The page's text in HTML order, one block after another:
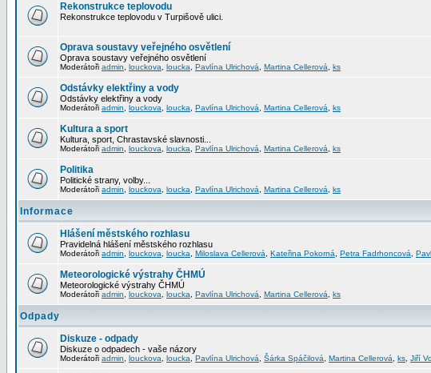
Rekonstrukce teplovodu
Rekonstrukce teplovodu v Turpišově ulici.
Oprava soustavy veřejného osvětlení
Oprava soustavy veřejného osvětlení
Moderátoři admin louckova loucka Pavlína Ulrichová Martina Cellerová ks
Odstávky elektřiny a vody
Odstávky elektřiny a vody
Moderátoři admin louckova loucka Pavlína Ulrichová Martina Cellerová ks
Kultura a sport
Kultura, sport, Chrastavské slavnosti...
Moderátoři admin louckova loucka Pavlína Ulrichová Martina Cellerová ks
Politika
Politické strany, volby...
Moderátoři admin louckova loucka Pavlína Ulrichová Martina Cellerová ks
Informace
Hlášení městského rozhlasu
Pravidelná hlášení městského rozhlasu
Moderátoři admin louckova loucka Miloslava Cellerová Kateřina Pokorná Petra Fadrhoncová
Meteorologické výstrahy ČHMÚ
Meteorologické výstrahy ČHMÚ
Moderátoři admin louckova loucka Pavlína Ulrichová Martina Cellerová ks
Odpady
Diskuze - odpady
Diskuze o odpadech - vaše názory
Moderátoři admin louckova loucka Pavlína Ulrichová Šárka Spáčilová Martina Cellerová ks Jiří